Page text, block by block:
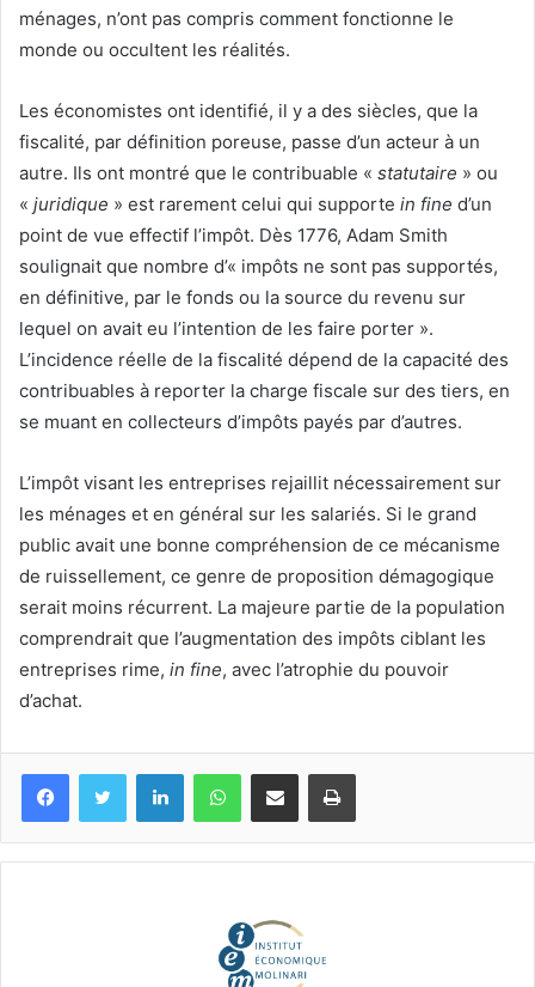
ménages, n’ont pas compris comment fonctionne le
monde ou occultent les réalités.
Les économistes ont identifié, il y a des siècles, que la
fiscalité, par définition poreuse, passe d’un acteur à un
autre. Ils ont montré que le contribuable « statutaire » ou
« juridique » est rarement celui qui supporte in fine d’un
point de vue effectif l’impôt. Dès 1776, Adam Smith
soulignait que nombre d’« impôts ne sont pas supportés,
en définitive, par le fonds ou la source du revenu sur
lequel on avait eu l’intention de les faire porter ».
L’incidence réelle de la fiscalité dépend de la capacité des
contribuables à reporter la charge fiscale sur des tiers, en
se muant en collecteurs d’impôts payés par d’autres.
L’impôt visant les entreprises rejaillit nécessairement sur
les ménages et en général sur les salariés. Si le grand
public avait une bonne compréhension de ce mécanisme
de ruissellement, ce genre de proposition démagogique
serait moins récurrent. La majeure partie de la population
comprendrait que l’augmentation des impôts ciblant les
entreprises rime, in fine, avec l’atrophie du pouvoir
d’achat.
FacebookTwitter LinkedinWhatsApp
Partagez par mail Imprimez